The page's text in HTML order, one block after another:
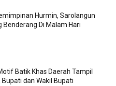
Hurmin, Sarolangun
Benderang Di Malam Hari
Batik Khas Daerah Tampil
Bupati dan Wakil Bupati